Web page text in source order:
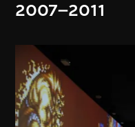
2007–2011